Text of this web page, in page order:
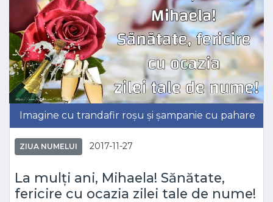
Imagine cu trandafir roșu și șampanie cu pahare
ZIUA NUMELUI 2017-11-27
La mulți ani, Mihaela! Sănătate,
fericire cu ocazia zilei tale de nume!